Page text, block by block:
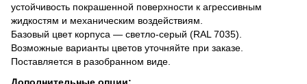
устойчивость покрашенной поверхности к агрессивным
жидкостям и механическим воздействиям.
Базовый цвет корпуса — светло-серый (RAL 7035).
Возможные варианты цветов уточняйте при заказе.
Поставляется в разобранном виде.
Дополнительные опции: